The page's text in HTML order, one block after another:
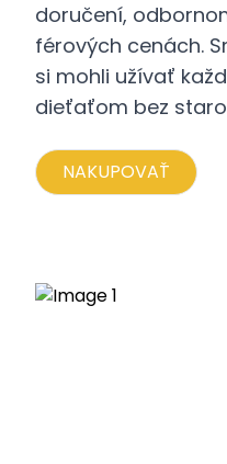
doručení,
férových cenách.
si mohli užívať
dieťaťom bez
NAKUPOVAŤ